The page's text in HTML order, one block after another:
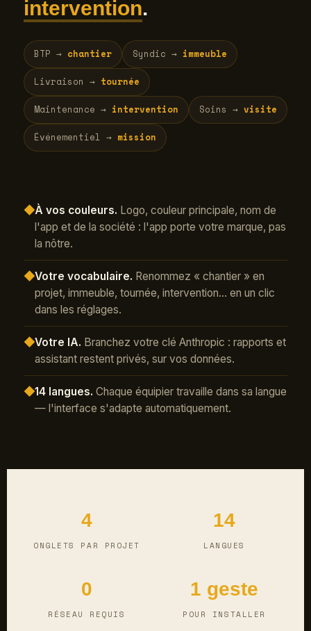
intervention.
BTP → chantier Syndic → immeuble
Livraison → tournée
Maintenance → intervention Soins → visite
Événementiel → mission
◆À vos couleurs. Logo, couleur principale, nom de
l'app et de la société : l'app porte votre marque, pas
la nôtre.
◆Votre vocabulaire. Renommez « chantier » en
projet, immeuble, tournée, intervention… en un clic
dans les réglages.
◆Votre IA. Branchez votre clé Anthropic : rapports et
assistant restent privés, sur vos données.
◆14 langues. Chaque équipier travaille dans sa langue
— l'interface s'adapte automatiquement.
4
ONGLETS PAR PROJET
14
LANGUES
0
RÉSEAU REQUIS
1 geste
POUR INSTALLER